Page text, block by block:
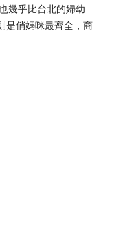
幾乎比台北的婦幼
是俏媽咪最齊全，商